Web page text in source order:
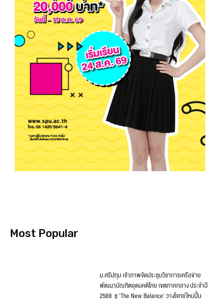
Most Popular
ม.ศรีปทุม เจ้าภาพจัดประชุมวิชาการเครือข่าย
พัฒนาบัณฑิตอุดมคติไทย เขตภาคกลาง ประจำปี
2569 ชู ‘The New Balance’ วางโจทย์ใหม่ปั้น